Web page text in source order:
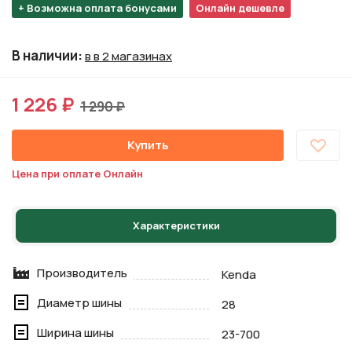
+ Возможна оплата бонусами Онлайн дешевле
В наличии:в в 2 магазинах
1 226 ₽ 1 290 ₽
Купить
Цена при оплате Онлайн
Характеристики
Производитель
Kenda
Диаметр шины
28
Ширина шины
23-700